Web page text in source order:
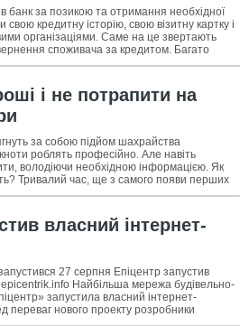
банк за позикою та отримання необхідної
кредитну історію, свою візитну картку і
організаціями. Саме на це звертають
споживача за кредитом. Багато
і не потрапити на
за собою підйом шахрайства
роблять професійно. Але навіть
володіючи необхідною інформацією. Як
Тривалий час, ще з самого появи перших
власний інтернет-
27 серпня Епіцентр запустив
Найбільша мережа будівельно-
запустила власний інтернет-
переваг нового проекту розробники